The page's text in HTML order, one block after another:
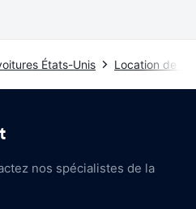
États-Unis Location de
nos spécialistes de la